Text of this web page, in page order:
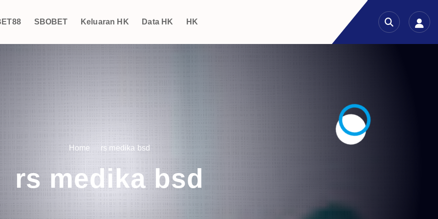
SBOBET Keluaran HK Data HK HK
Home rs medika bsd
rs medika bsd